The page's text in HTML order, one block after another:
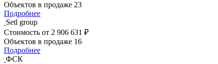
Объектов в продаже 23
Подробнее
Setl group
Стоимость от 2 906 631 ₽
Объектов в продаже 16
Подробнее
ФСК